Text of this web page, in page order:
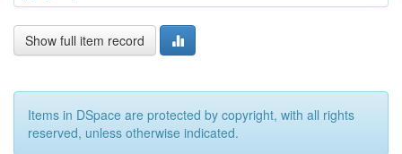
Show full item record
Items in DSpace are protected by copyright, with all rights
reserved, unless otherwise indicated.